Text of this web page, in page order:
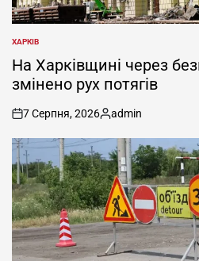
ОПУБЛІКУВАТИ
У
ХАРКІВ
На Харківщині через
змінено рух потягів
on
7 Серпня, 2026
Опубліковано
admin